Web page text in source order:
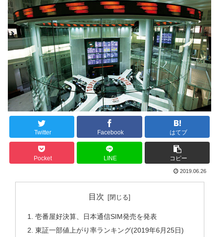
Twitter Facebook はてブ
Pocket LINE コピー
2019.06.26
目次
壱番屋好決算、日本通信SIM発売を発表
東証一部値上がり率ランキング(2019年6月25日)